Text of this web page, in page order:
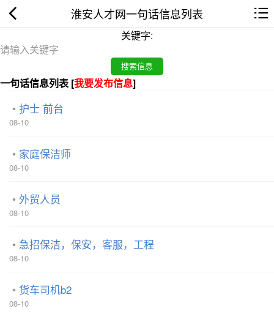
淮安人才网一句话信息列表
关键字:
一句话信息列表 [我要发布信息]
护士 前台
08-10
家庭保洁师
08-10
外贸人员
08-10
急招保洁，保安，客服，工程
08-10
货车司机b2
08-10